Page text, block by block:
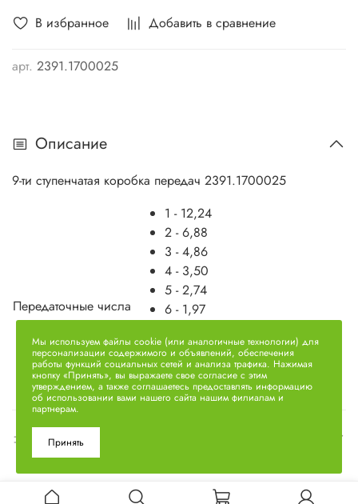
В избранное Добавить в сравнение
арт. 2391.1700025
Описание
9-ти ступенчатая коробка передач 2391.1700025
Передаточные числа
1 - 12,24
2 - 6,88
3 - 4,86
4 - 3,50
5 - 2,74
6 - 1,97
8 - 1,00
9 - 0,703
Задний ход - 10,04
Характеристики
Мы используем файлы cookie (или аналогичные технологии) для
персонализации содержимого и объявлений, обеспечения
работы функций социальных сетей и анализа трафика. Нажимая
кнопку «Принять», вы выражаете свое согласие с этим
утверждением, а также соглашаетесь предоставлять информацию
об использовании вами нашего сайта нашим филиалам и
партнерам.
Принять